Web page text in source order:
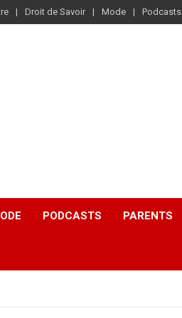
Droit de Savoir Mode Podcasts
PODCASTS PARENTS